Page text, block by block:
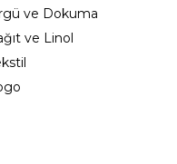
ve Dokuma
ve Linol